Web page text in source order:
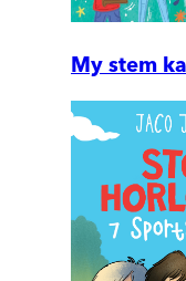
My stem